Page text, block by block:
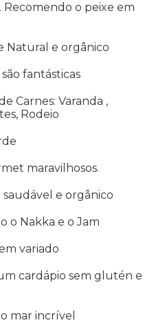
Recomendo o peixe em
Natural e orgânico
fantásticas
Carnes: Varanda ,
Rodeio
maravilhosos.
e orgânico
o Nakka e o Jam
variado
cardápio sem glutén e
mar incrível